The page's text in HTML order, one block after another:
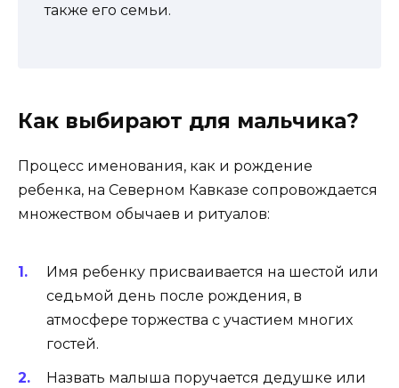
также его семьи.
Как выбирают для мальчика?
Процесс именования, как и рождение
ребенка, на Северном Кавказе сопровождается
множеством обычаев и ритуалов:
Имя ребенку присваивается на шестой или
седьмой день после рождения, в
атмосфере торжества с участием многих
гостей.
Назвать малыша поручается дедушке или